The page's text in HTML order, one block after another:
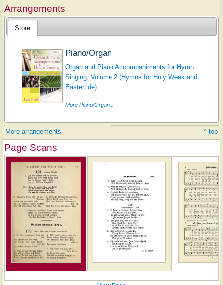
Arrangements
Store
Piano/Organ
Organ and Piano Accompaniments for Hymn
Singing, Volume 2 (Hymns for Holy Week and
Eastertide)
More Piano/Organ...
More arrangements ^ top
Page Scans